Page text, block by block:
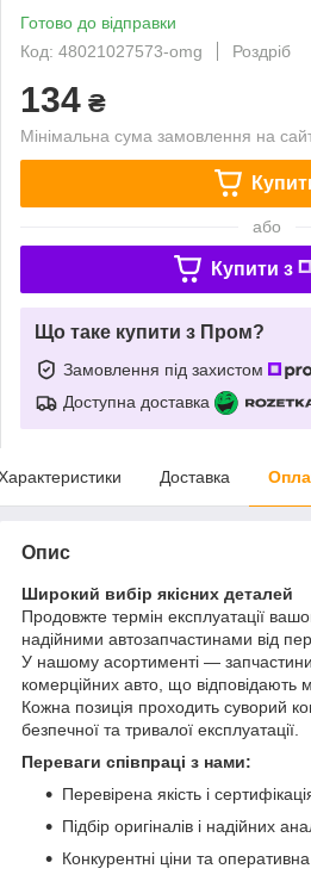
Готово до відправки
Код: 48021027573-omg
Роздріб
134 ₴
Мінімальна сума замовлення на
або
Купити з
Що таке купити з Пром?
Замовлення під захистом
Доступна доставка
Доставка
Опис
Широкий вибір якісних деталей
Продовжте термін експлуатації
надійними автозапчастинами від
У нашому асортименті — запчастини
комерційних авто, що відповідають
Кожна позиція проходить суворий
безпечної та тривалої експлуатації.
Переваги співпраці з нами:
Перевірена якість і
Підбір оригіналів і надійних
Конкурентні ціни та